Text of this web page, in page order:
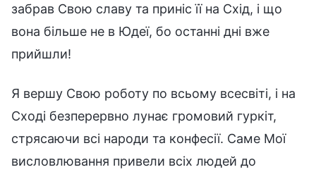
забрав Свою славу та приніс її на Схід, і що
вона більше не в Юдеї, бо останні дні вже
прийшли!
Я вершу Свою роботу по всьому всесвіті, і на
Сході безперервно лунає громовий гуркіт,
стрясаючи всі народи та конфесії. Саме Мої
висловлювання привели всіх людей до